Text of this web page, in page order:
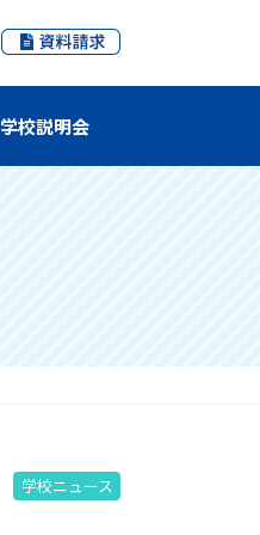
学校説明会
学校ニュース